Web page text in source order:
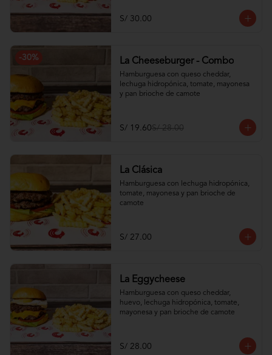
S/ 30.00
-30% La Cheeseburger - Combo
Hamburguesa con queso cheddar,
lechuga hidropónica, tomate, mayonesa
y pan brioche de camote
S/ 19.60S/ 28.00
La Clásica
Hamburguesa con lechuga hidropónica,
tomate, mayonesa y pan brioche de
camote
S/ 27.00
La Eggycheese
Hamburguesa con queso cheddar,
huevo, lechuga hidropónica, tomate,
mayonesa y pan brioche de camote
S/ 28.00